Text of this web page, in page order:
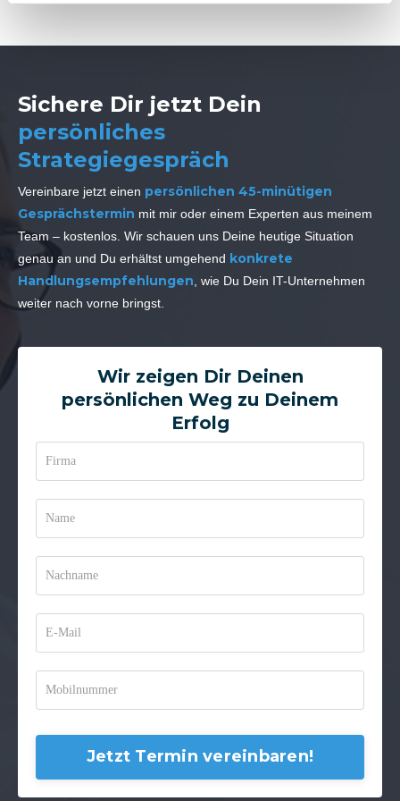
Sichere Dir jetzt Dein
persönliches
Strategiegespräch
Vereinbare jetzt einen persönlichen 45-minütigen
Gesprächstermin mit mir oder einem Experten aus meinem
Team – kostenlos. Wir schauen uns Deine heutige Situation
genau an und Du erhältst umgehend konkrete
Handlungsempfehlungen , wie Du Dein IT-Unternehmen
weiter nach vorne bringst.
Wir zeigen Dir Deinen
persönlichen Weg zu Deinem
Erfolg
Jetzt Termin vereinbaren!